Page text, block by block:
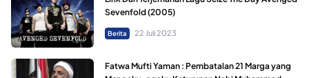
Sevenfold (2005)
Berita 22 Juli 2023
Fatwa Mufti Yaman : Pembatalan 21 Marga yang